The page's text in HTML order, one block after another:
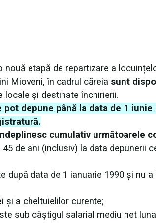
etapă de repartizare a
Mioveni, în cadrul căreia sunt
locale și destinate închirierii.
depune până la data de 1 iunie
cumulativ următoarele
de ani (inclusiv) la data depunerii
după data de 1 ianuarie 1990 și nu
și a cheltuielilor curente;
sub câștigul salarial mediu net